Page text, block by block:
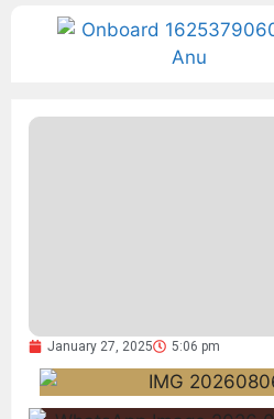
January 27, 2025 5:06 pm